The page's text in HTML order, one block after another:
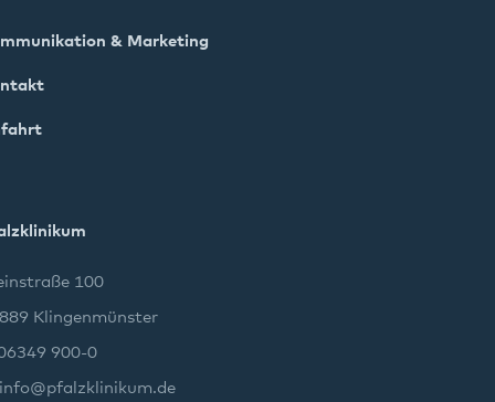
& Marketing
100
Klingenmünster
900-0
info@pfalzklinikum.de